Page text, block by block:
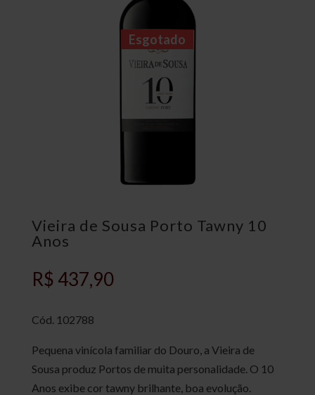
Esgotado
Vieira de Sousa Porto Tawny 10
Anos
R$ 437,90
Cód. 102788
Pequena vinícola familiar do Douro, a Vieira de
Sousa produz Portos de muita personalidade. O 10
Anos exibe cor tawny brilhante, boa evolução.